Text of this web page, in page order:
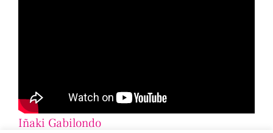
Iñaki Gabilondo